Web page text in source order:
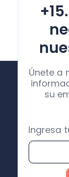
Únete a
su
Ingresa